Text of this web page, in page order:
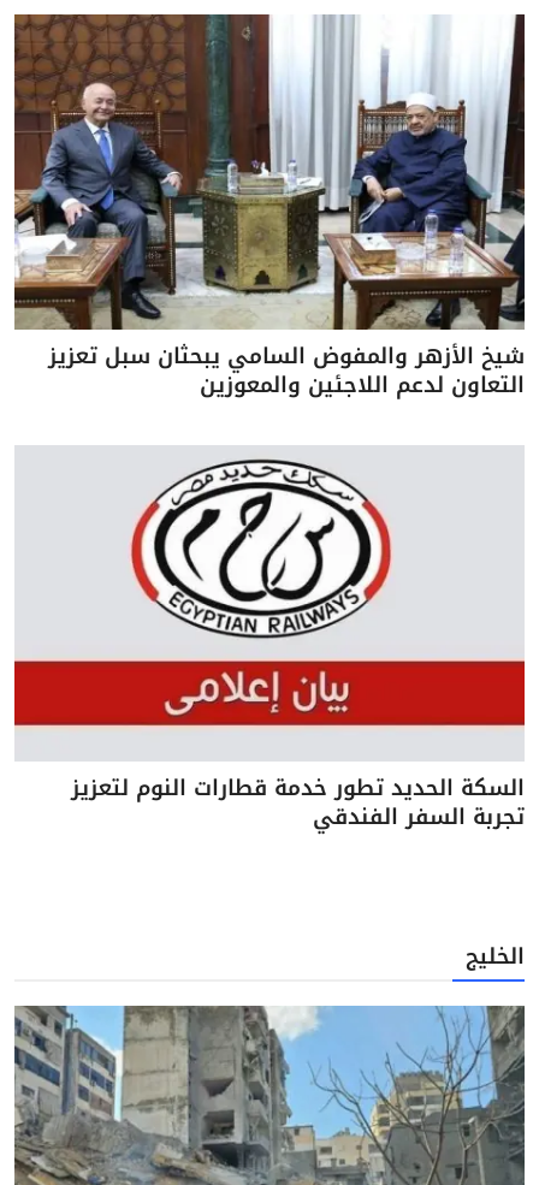
شيخ الأزهر والمفوض السامي يبحثان سبل تعزيز
التعاون لدعم اللاجئين والمعوزين
السكة الحديد تطور خدمة قطارات النوم لتعزيز
تجربة السفر الفندقي
الخليج